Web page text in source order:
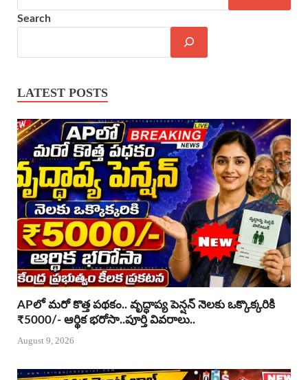
Search
LATEST POSTS
APలో మరో కొత్త పథకం.. వృద్ధాప్య పెన్షన్ నెలకు ఒక్కొక్కరికి
₹5000/- ఆర్థిక భరోసా..పూర్తి వివరాలు..
August 9, 2026